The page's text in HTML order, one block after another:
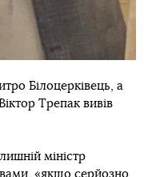
Білоцерківець, а
Трепак вивів
міністр
«якщо серйозно,